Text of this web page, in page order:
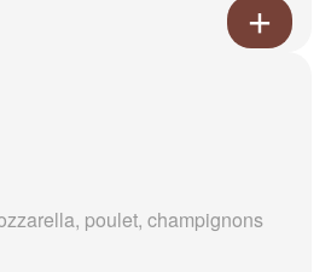
poulet, champignons